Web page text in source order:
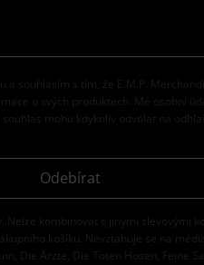
a souhlasím s tím, že E.M.P.
o svých produktech. Mé osobní
souhlas mohu kdykoliv odvolat na
Odebírat
Nelze kombinovat s jinými slevovými
košíku. Nevztahuje se na
Die Ärzte, Die Toten Hosen, Feine